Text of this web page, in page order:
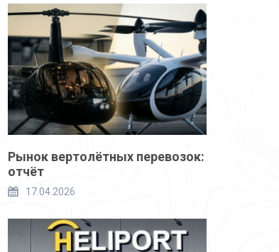
Рынок вертолётных перевозок:
отчёт
17.04.2026